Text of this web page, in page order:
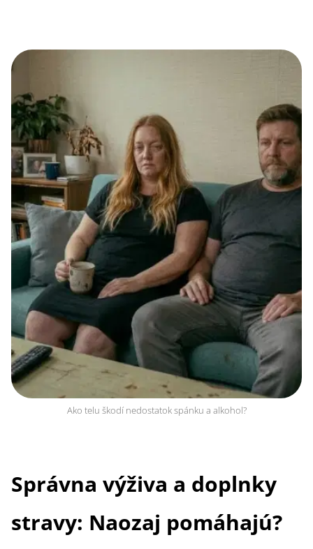
Ako telu škodí nedostatok spánku a alkohol?
Správna výživa a doplnky
stravy: Naozaj pomáhajú?